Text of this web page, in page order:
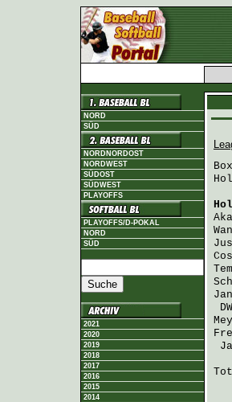
NORD
SÜD
NORDNORDOST
NORDWEST
SÜDOST
SÜDWEST
PLAYOFFS
PLAYOFFS/D-POKAL
NORD
SÜD
2021
2020
2019
2018
2017
2016
2015
2014